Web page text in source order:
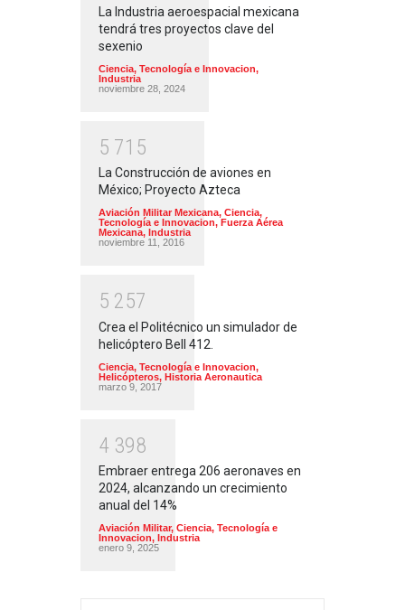
La Industria aeroespacial mexicana
tendrá tres proyectos clave del
sexenio
Ciencia, Tecnología e Innovacion,
Industria
noviembre 28, 2024
5 71 5
La Construcción de aviones en
México; Proyecto Azteca
Aviación Militar Mexicana, Ciencia,
Tecnología e Innovacion, Fuerza Aérea
Mexicana, Industria
noviembre 11, 2016
5 257
Crea el Politécnico un simulador de
helicóptero Bell 412.
Ciencia, Tecnología e Innovacion,
Helicópteros, Historia Aeronautica
marzo 9, 2017
4 398
Embraer entrega 206 aeronaves en
2024, alcanzando un crecimiento
anual del 14%
Aviación Militar, Ciencia, Tecnología e
Innovacion, Industria
enero 9, 2025